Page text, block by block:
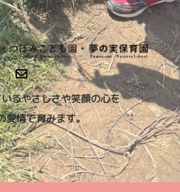
るやさしさや笑顔の心を
愛情で育みます。